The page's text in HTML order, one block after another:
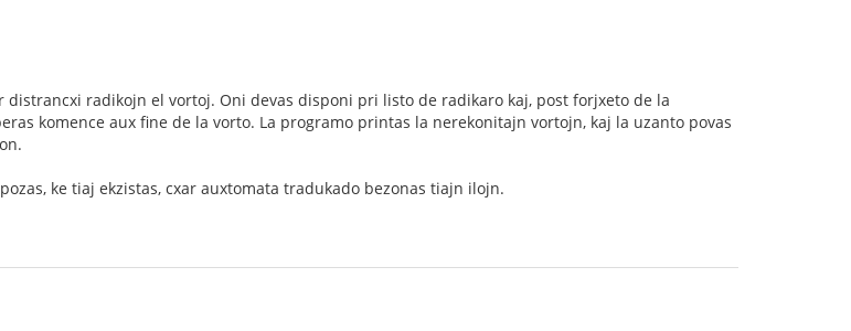
radikojn el vortoj. Oni devas disponi pri listo de radikaro kaj, post forjxeto de la
komence aux fine de la vorto. La programo printas la nerekonitajn vortojn, kaj la uzanto povas
ke tiaj ekzistas, cxar auxtomata tradukado bezonas tiajn ilojn.